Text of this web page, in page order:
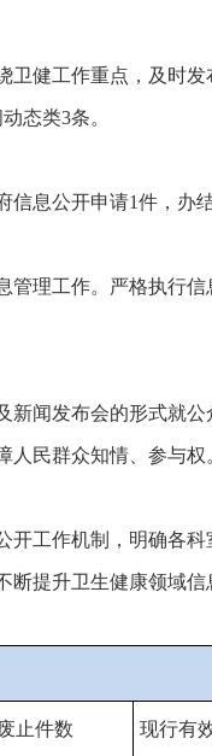
健工作重点，及时
态类3条。
息公开申请1件，办结
理工作。严格执行
闻发布会的形式就
民群众知情、参与权
开工作机制，明确各
提升卫生健康领域信
止件数 现行有